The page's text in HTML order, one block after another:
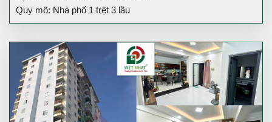
Quy mô: Nhà phố 1 trệt 3 lầu